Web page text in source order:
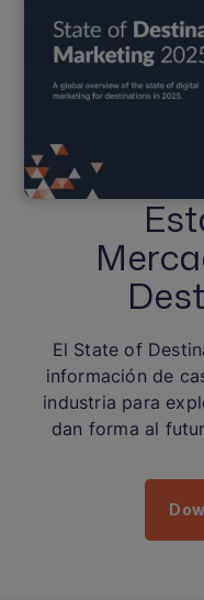
El State of
información de
industria para
dan forma al